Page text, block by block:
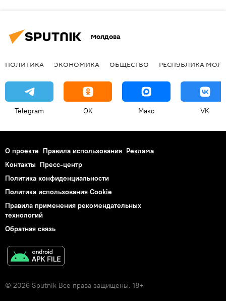
Молдова
ПОЛИТИКА ЭКОНОМИКА ОБЩЕСТВО РЕСПУБЛИКА
Telegram OK Макс VK
О проекте Правила использования Реклама
Контакты Пресс-центр
Политика конфиденциальности
Политика использования Cookie
Правила применения рекомендательных
технологий
Обратная связь
© 2026 Sputnik Все права защищены. 18+